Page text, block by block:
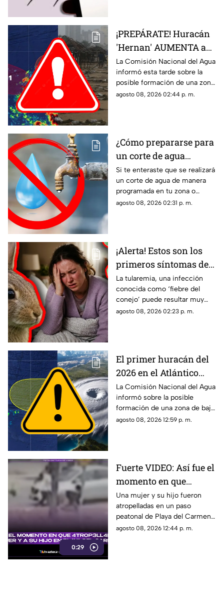
¡PREPÁRATE! Huracán
'Hernan' AUMENTA a
70% su probabilidad de
desarrollo y esta es la
ubicación exacta del
potencial ciclón
La Comisión Nacional del Agua
informó esta tarde sobre la
posible formación de una zona
de baja presión con potencial
agosto 08, 2026 02:44 p. m.
¿Cómo prepararse para
un corte de agua
programado? Esto
puedes hacer ante la
suspensión del servicio
Si te enteraste que se realizará
un corte de agua de manera
programada en tu zona o
simplemente de quedaste sin
agosto 08, 2026 02:31 p. m.
¡Alerta! Estos son los
primeros síntomas de
la ‘fiebre del conejo’ y lo
que debes saber sobre
el contagio de
tularemia
La tularemia, una infección
conocida como ‘fiebre del
conejo’ puede resultar muy
grave y aquí te compartimos
agosto 08, 2026 02:23 p. m.
El primer huracán del
2026 en el Atlántico
podría formarse en 7
días: ¿Cuál es la
probabilidad de
desarrollo ciclónico?
La Comisión Nacional del Agua
informó sobre la posible
formación de una zona de baja
presión en el Atlántico, misma
agosto 08, 2026 12:59 p. m.
0:29
Fuerte VIDEO: Así fue el
momento en que
4tr0p3ll4n a una mujer
y a su hijo en un paso
peatonal de Playa del
Carmen
Una mujer y su hijo fueron
atropelladas en un paso
peatonal de Playa del Carmen.
Cámara de seguridad captó el
agosto 08, 2026 12:44 p. m.